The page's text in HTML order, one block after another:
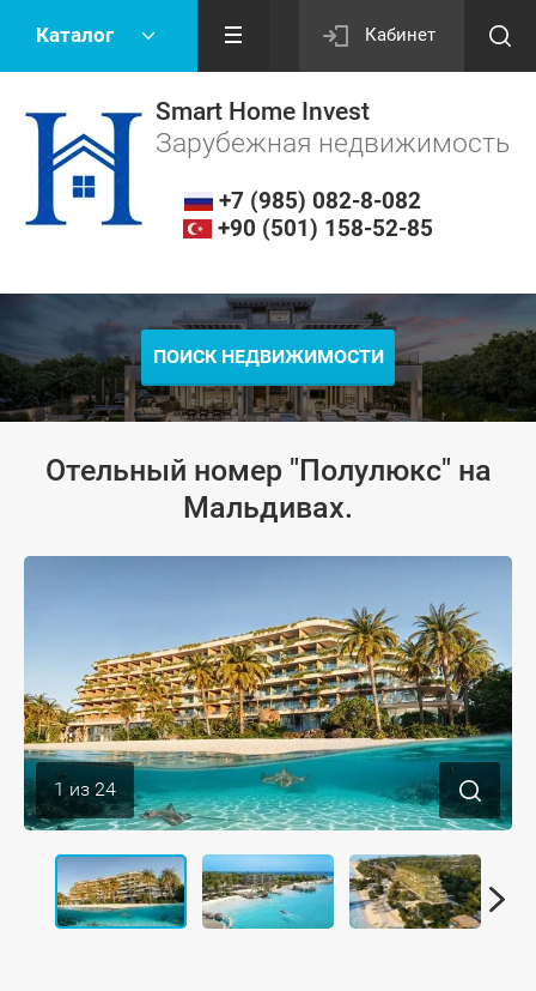
Каталог Кабинет
Smart Home Invest
Зарубежная недвижимость
+7 (985) 082-8-082
+90 (501) 158-52-85
ПОИСК НЕДВИЖИМОСТИ
Отельный номер "Полулюкс" на
Мальдивах.
1 из 24